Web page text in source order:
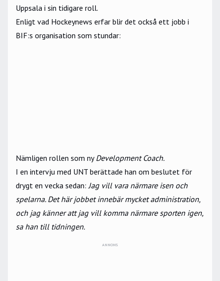
Uppsala i sin tidigare roll.
Enligt vad Hockeynews erfar blir det också ett jobb i
BIF:s organisation som stundar:
Nämligen rollen som nyDevelopment Coach.
I en intervju med UNT berättade han om beslutet för
drygt en vecka sedan:Jag vill vara närmare isen och
spelarna. Det här jobbet innebär mycket administration,
och jag känner att jag vill komma närmare sporten igen,
sa han till tidningen.
ANNONS